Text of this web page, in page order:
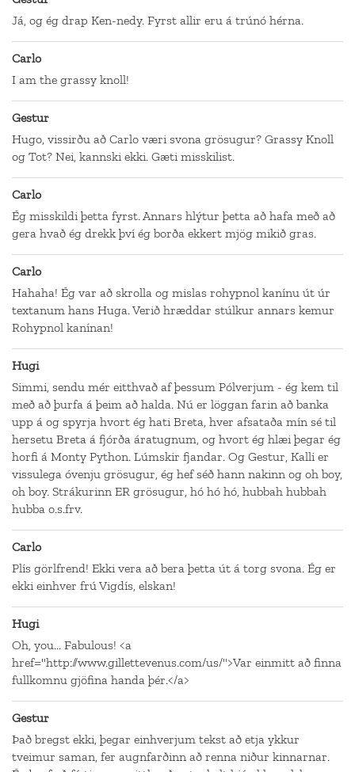
Já, og ég drap Ken-nedy. Fyrst allir eru á trúnó hérna.
Carlo
I am the grassy knoll!
Gestur
Hugo, vissirðu að Carlo væri svona grösugur? Grassy Knoll
og Tot? Nei, kannski ekki. Gæti misskilist.
Carlo
Ég misskildi þetta fyrst. Annars hlýtur þetta að hafa með að
gera hvað ég drekk því ég borða ekkert mjög mikið gras.
Carlo
Hahaha! Ég var að skrolla og mislas rohypnol kanínu út úr
textanum hans Huga. Verið hræddar stúlkur annars kemur
Rohypnol kanínan!
Hugi
Simmi, sendu mér eitthvað af þessum Pólverjum - ég kem til
með að þurfa á þeim að halda. Nú er löggan farin að banka
upp á og spyrja hvort ég hati Breta, hver afsataða mín sé til
hersetu Breta á fjórða áratugnum, og hvort ég hlæi þegar ég
horfi á Monty Python. Lúmskir fjandar. Og Gestur, Kalli er
vissulega óvenju grösugur, ég hef séð hann nakinn og oh boy,
oh boy. Strákurinn ER grösugur, hó hó hó, hubbah hubbah
hubba o.s.frv.
Carlo
Plís görlfrend! Ekki vera að bera þetta út á torg svona. Ég er
ekki einhver frú Vigdís, elskan!
Hugi
Oh, you... Fabulous! <a
href="http://www.gillettevenus.com/us/">Var einmitt að finna
fullkomnu gjöfina handa þér.</a>
Gestur
Það bregst ekki, þegar einhverjum tekst að etja ykkur
tveimur saman, fer augnfarðinn að renna niður kinnarnar.